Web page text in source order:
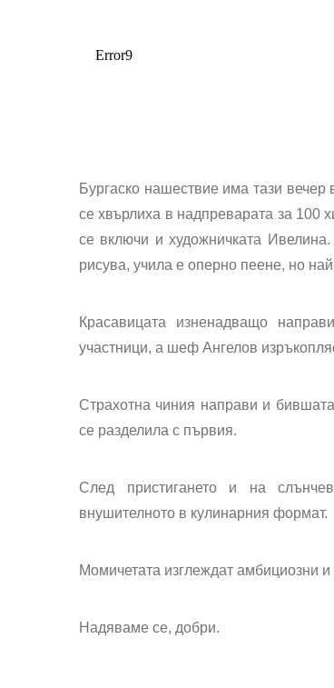
Бургаско нашествие има тази
се хвърлиха в надпреварата за 100
се включи и художничката
рисува, учила е оперно пеене, но
Красавицата изненадващо
участници, а шеф Ангелов
Страхотна чиния направи и
се разделила с първия.
След пристигането и на
внушителното в кулинарния формат.
Момичетата изглеждат амбициозни
Надяваме се, добри.